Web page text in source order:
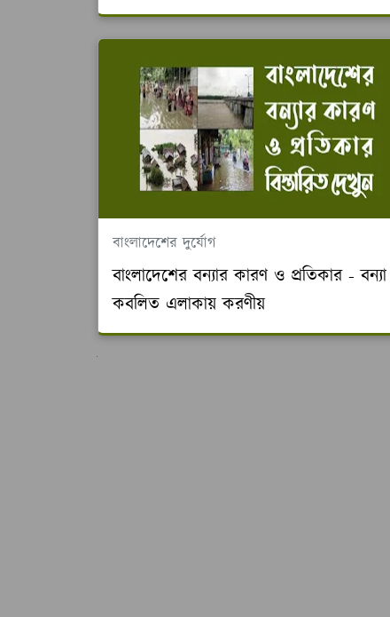
বাংলাদেশের দুর্যোগ
বাংলাদেশের বন্যার কারণ ও প্রতিকার - বন্যা
কবলিত এলাকায় করণীয়